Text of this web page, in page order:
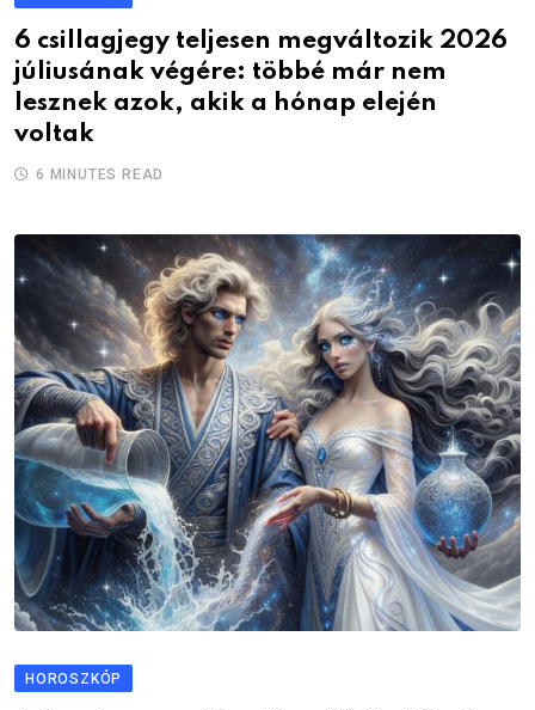
6 csillagjegy teljesen megváltozik 2026
júliusának végére: többé már nem
lesznek azok, akik a hónap elején
voltak
6 MINUTES READ
HOROSZKÓP